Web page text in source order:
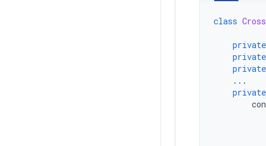
class
private
private
private
...
private